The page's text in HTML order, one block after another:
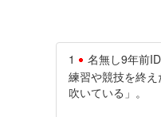
1 名無し9年前
練習や競技を終
吹いている」。